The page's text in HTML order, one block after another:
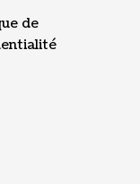
de